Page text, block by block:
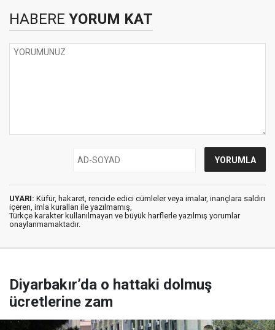
HABERE YORUM KAT
UYARI: Küfür, hakaret, rencide edici cümleler veya imalar, inançlara saldırı
içeren, imla kuralları ile yazılmamış,
Türkçe karakter kullanılmayan ve büyük harflerle yazılmış yorumlar
onaylanmamaktadır.
Diyarbakır’da o hattaki dolmuş
ücretlerine zam